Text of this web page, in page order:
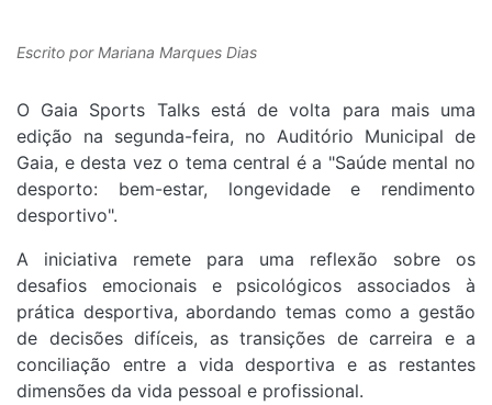
Escrito porMariana Marques Dias
O Gaia Sports Talks está de volta para mais uma
edição na segunda-feira, no Auditório Municipal de
Gaia, e desta vez o tema central é a "Saúde mental no
desporto: bem-estar, longevidade e rendimento
desportivo".
A iniciativa remete para uma reflexão sobre os
desafios emocionais e psicológicos associados à
prática desportiva, abordando temas como a gestão
de decisões difíceis, as transições de carreira e a
conciliação entre a vida desportiva e as restantes
dimensões da vida pessoal e profissional.